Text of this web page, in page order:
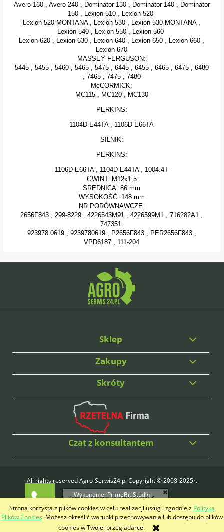
Strona korzysta z plików cookies w celu realizacji usług i zgodnie z Polityką
Plików Cookies. Możesz określić warunki przechowywania lub dostępu do plików
cookies w Twojej przeglądarce.
Avero 160 , Avero 240 , Dominator 130 , Dominator 140 , Dominator
150 , Lexion 510 , Lexion 520
Lexion 520 MONTANA , Lexion 530 , Lexion 530 MONTANA ,
Lexion 540 , Lexion 550 , Lexion 560
Lexion 620 , Lexion 630 , Lexion 640 , Lexion 650 , Lexion 660 ,
Lexion 670
MASSEY FERGUSON:
5445 , 5455 , 5460 , 5465 , 5475 , 6445 , 6455 , 6465 , 6475 , 6480
, 7465 , 7475 , 7480
McCORMICK:
MC115 , MC120 , MC130
PERKINS:
1104D-E44TA , 1106D-E66TA
SILNIK:
PERKINS:
1106D-E66TA , 1104D-E44TA , 1004.4T
GWINT: M12x1,5
ŚREDNICA: 86 mm
WYSOKOŚĆ: 148 mm
NR.PORÓWNAWCZE:
2656F843 , 299-8229 , 4226543M91 , 4226599M1 , 716282A1 ,
747351
923978.0619 , 9239780619 , P2656F843 , PER2656F843 ,
VPD6187 , 111-204
Sklep
Zakupy
Skróty
Czat z konsultantem
All rights reserved Agro-Serwis24.pl Copyright © 2008-2025r.
Wykonanie: PrimeBit Studio
Zamów darmowe połączenie!
pokaż pełną wersję strony